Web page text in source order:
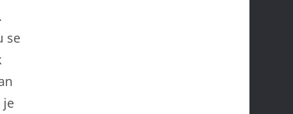
se
je